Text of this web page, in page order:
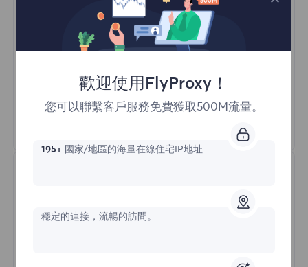
訪問不同地區的內容
無限並發會話
自動代理輪換
HTTP(S)/SOCKS5
歡迎使用FlyProxy！
您可以聯繫客戶服務免費獲取500M流量。
195+國家/地區的海量在線住宅IP地址
穩定的連接，流暢的訪問。